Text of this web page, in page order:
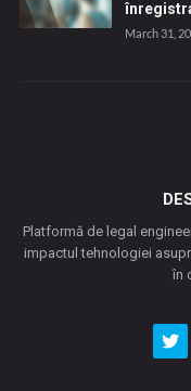
March 31,
Platformă de legal
impactul tehnologiei
în